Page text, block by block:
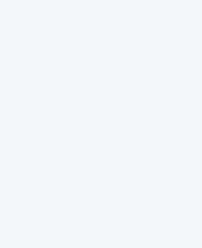
Si j’étais pas là, mais t’es où ?
Dans la vie, certains seront contre toi
trompes Eh beh tu sais quoi ? On s’en bat